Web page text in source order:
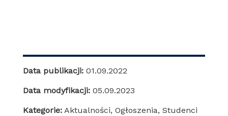
Data publikacji: 01.09.2022
Data modyfikacji: 05.09.2023
Kategorie: Aktualności, Ogłoszenia, Studenci